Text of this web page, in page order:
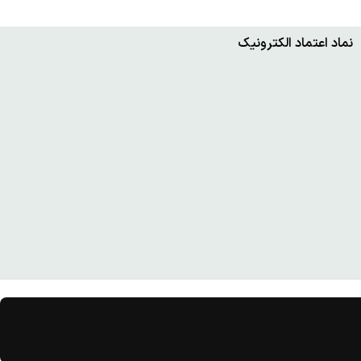
نماد اعتماد الکترونیک